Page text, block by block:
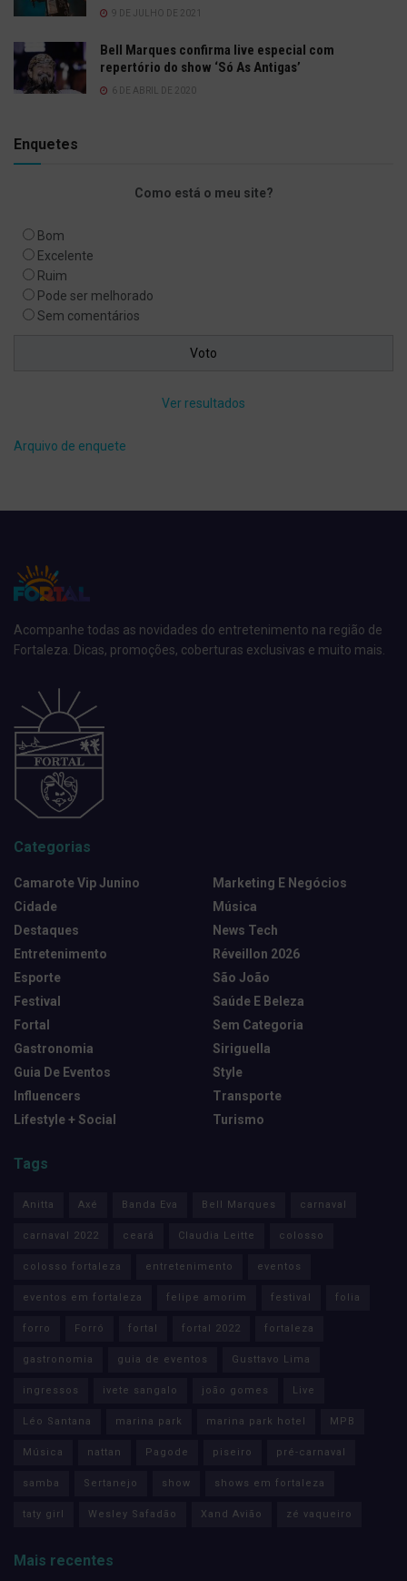
9 DE JULHO DE 2021
Bell Marques confirma live especial com
repertório do show ‘Só As Antigas’
6 DE ABRIL DE 2020
Enquetes
Como está o meu site?
Bom
Excelente
Ruim
Pode ser melhorado
Sem comentários
Ver resultados
Arquivo de enquete
Acompanhe todas as novidades do entretenimento na região de
Fortaleza. Dicas, promoções, coberturas exclusivas e muito mais.
Categorias
Camarote Vip Junino
Cidade
Destaques
Entretenimento
Esporte
Festival
Fortal
Gastronomia
Guia De Eventos
Influencers
Lifestyle + Social
Marketing E Negócios
Música
News Tech
Réveillon 2026
São João
Saúde E Beleza
Sem Categoria
Siriguella
Style
Transporte
Turismo
Tags
Anitta Axé Banda Eva Bell Marques carnaval
carnaval 2022 ceará Claudia Leitte colosso
colosso fortaleza entretenimento eventos
eventos em fortaleza felipe amorim festival folia
forro Forró fortal fortal 2022 fortaleza
gastronomia guia de eventos Gusttavo Lima
ingressos ivete sangalo joão gomes Live
Léo Santana marina park marina park hotel MPB
Música nattan Pagode piseiro pré-carnaval
samba Sertanejo show shows em fortaleza
taty girl Wesley Safadão Xand Avião zé vaqueiro
Mais recentes